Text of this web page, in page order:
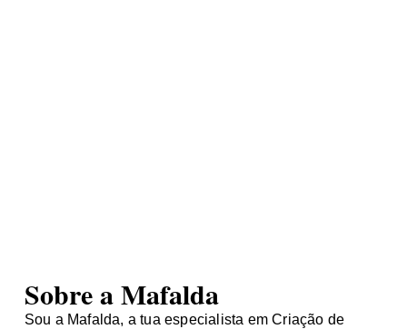
Sobre a Mafalda
Sou a Mafalda, a tua especialista em Criação de